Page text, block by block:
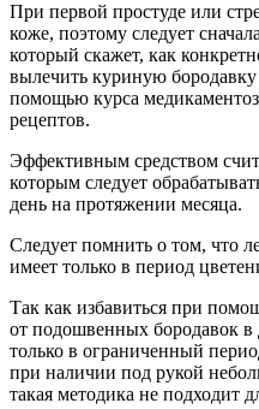
При первой простуде или
коже, поэтому следует
который скажет, как
вылечить куриную
помощью курса
рецептов.
Эффективным средством
которым следует
день на протяжении месяца.
Следует помнить о том, что
имеет только в период
Так как избавиться при
от подошвенных бородавок
только в ограниченный
при наличии под рукой
такая методика не подходит